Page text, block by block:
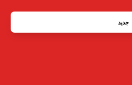
جديد